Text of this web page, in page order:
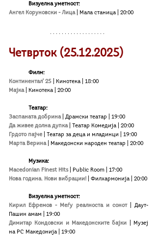
Визуелна уметност:
Ангел Коруновски - Лица
| Мала станица | 20:00
Четврток (25.12.2025)
Филм:
Континентал' 25 | Кинотека | 18:00
Мајка | Кинотека | 20:00
Театар:
Заспаната добрина | Драмски театар | 19:00
Да живее долна дупка | Театар Комедија | 20:00
Грдото пајче
| Театар за деца и младинци | 19:00
Марта Верина | Македонски народен театар | 20:00
Музика:
Macedonian Finest Hits
| Public Room | 17:00
Нова година. Нови вибрации!
| Филхармонија | 20:00
Визуелна уметност:
Кирил Ефремов - Меѓу реалноста и сонот
| Даут-
Пашин амам | 19:00
Димитар Кондовски и Македонските бајки
| Музеј
на РС Македонија | 19:00